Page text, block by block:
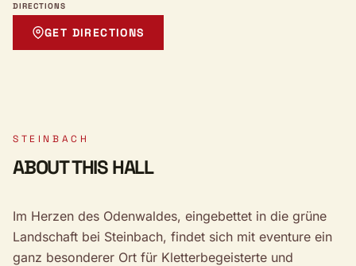
DIRECTIONS
GET DIRECTIONS
STEINBACH
ABOUT THIS HALL
Im Herzen des Odenwaldes, eingebettet in die grüne
Landschaft bei Steinbach, findet sich mit eventure ein
ganz besonderer Ort für Kletterbegeisterte und